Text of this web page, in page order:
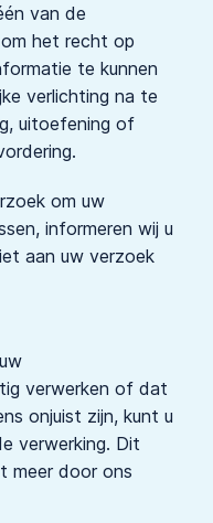
van de
het recht op
te kunnen
verlichting na te
uitoefening of
om uw
informeren wij u
aan uw verzoek
verwerken of dat
onjuist zijn, kunt u
verwerking. Dit
meer door ons